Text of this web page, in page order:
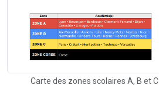
Carte des zones scolaires A, B et